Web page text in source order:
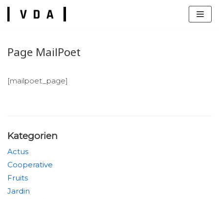
Zum
Inhalt
Page MailPoet
[mailpoet_page]
Kategorien
Actus
Cooperative
Fruits
Jardin